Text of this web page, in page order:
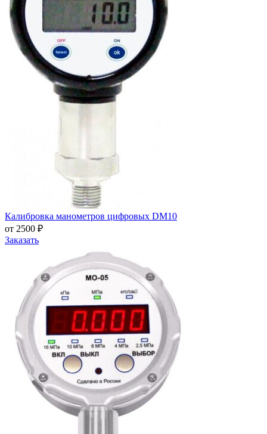
Калибровка манометров цифровых DM10
от 2500 ₽
Заказать